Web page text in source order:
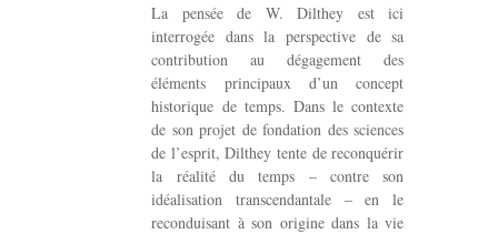
La pensée de W. Dilthey est ici
interrogée dans la perspective de sa
contribution au dégagement des
éléments principaux d’un concept
historique de temps. Dans le contexte
de son projet de fondation des sciences
de l’esprit, Dilthey tente de reconquérir
la réalité du temps – contre son
idéalisation transcendantale – en le
reconduisant à son origine dans la vie